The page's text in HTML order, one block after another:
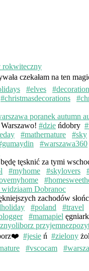
czekałam na ten
#elves
#christmasdecorations
#dzie ńdobry
#mathernature #sky
#warszawa360
tęsknić za tymi
#myhome #skylovers
zachodów
#poland #travel
#mamapiel
#jesie ń #zielony
#vscocam